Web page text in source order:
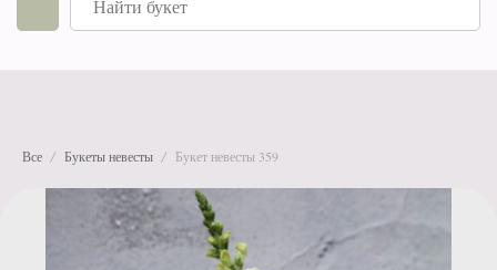
Все Букеты невесты Букет невесты 359